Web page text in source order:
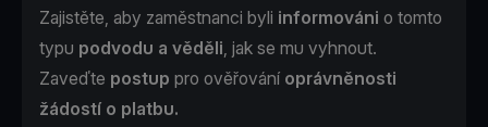
Zajistěte, aby zaměstnanci byli informováni o tomto
typu podvodu a věděli, jak se mu vyhnout.
Zaveďte postup pro ověřování oprávněnosti
žádostí o platbu.